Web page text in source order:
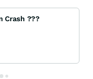
Crash ???